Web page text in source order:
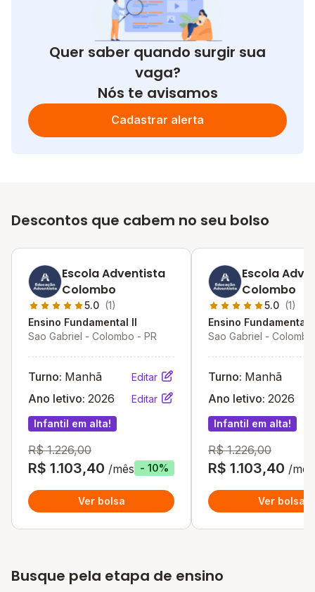
Quer saber quando surgir sua
vaga?
Nós te avisamos
Cadastrar alerta
Descontos que cabem no seu bolso
Escola Adventista
Colombo
5.0 (1)
Ensino Fundamental II
Sao Gabriel - Colombo - PR
Turno: Manhã Editar
Ano letivo: 2026 Editar
Infantil em alta!
R$ 1.226,00
R$ 1.103,40 /mês - 10%
Ver bolsa
Escola
Colombo
5.0 (1)
Ensino Fundamental
Sao Gabriel -
Turno: Manhã
Ano letivo: 2026
Infantil em alta!
R$ 1.226,00
R$ 1.103,40 /mês
Ver bolsa
Busque pela etapa de ensino